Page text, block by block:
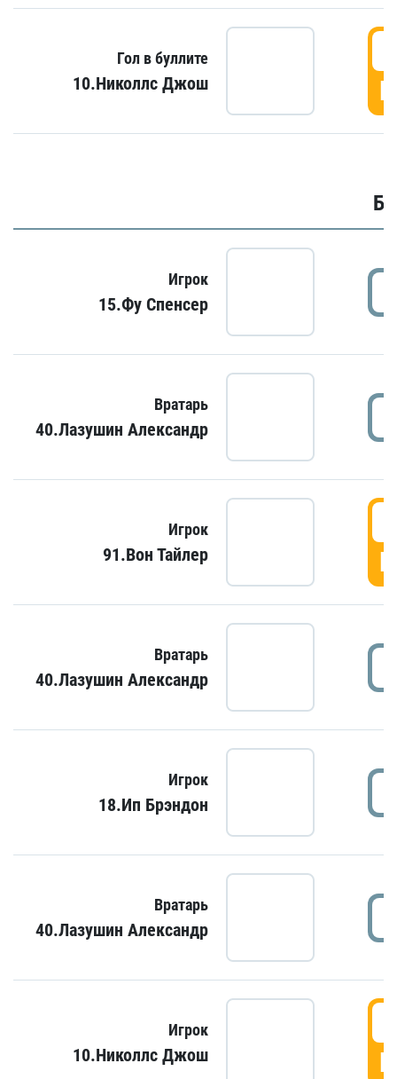
Гол в буллите
10.Николлс Джош
Игрок
15.Фу Спенсер
Вратарь
40.Лазушин Александр
Игрок
91.Вон Тайлер
Вратарь
40.Лазушин Александр
Игрок
18.Ип Брэндон
Вратарь
40.Лазушин Александр
Игрок
10.Николлс Джош